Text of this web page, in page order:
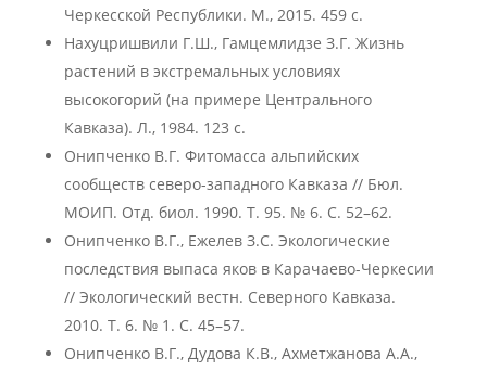
Черкесской Республики. М., 2015. 459 с.
Нахуцришвили Г.Ш., Гамцемлидзе З.Г. Жизнь
растений в экстремальных условиях
высокогорий (на примере Центрального
Кавказа). Л., 1984. 123 с.
Онипченко В.Г. Фитомасса альпийских
сообществ северо-западного Кавказа // Бюл.
МОИП. Отд. биол. 1990. Т. 95. № 6. С. 52–62.
Онипченко В.Г., Ежелев З.С. Экологические
последствия выпаса яков в Карачаево-Черкесии
// Экологический вестн. Северного Кавказа.
2010. Т. 6. № 1. С. 45–57.
Онипченко В.Г., Дудова К.В., Ахметжанова А.А.,